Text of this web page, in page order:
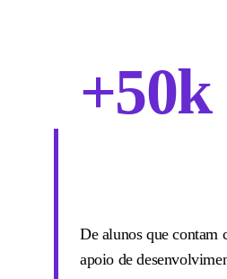
+50k
De alunos que contam
apoio de